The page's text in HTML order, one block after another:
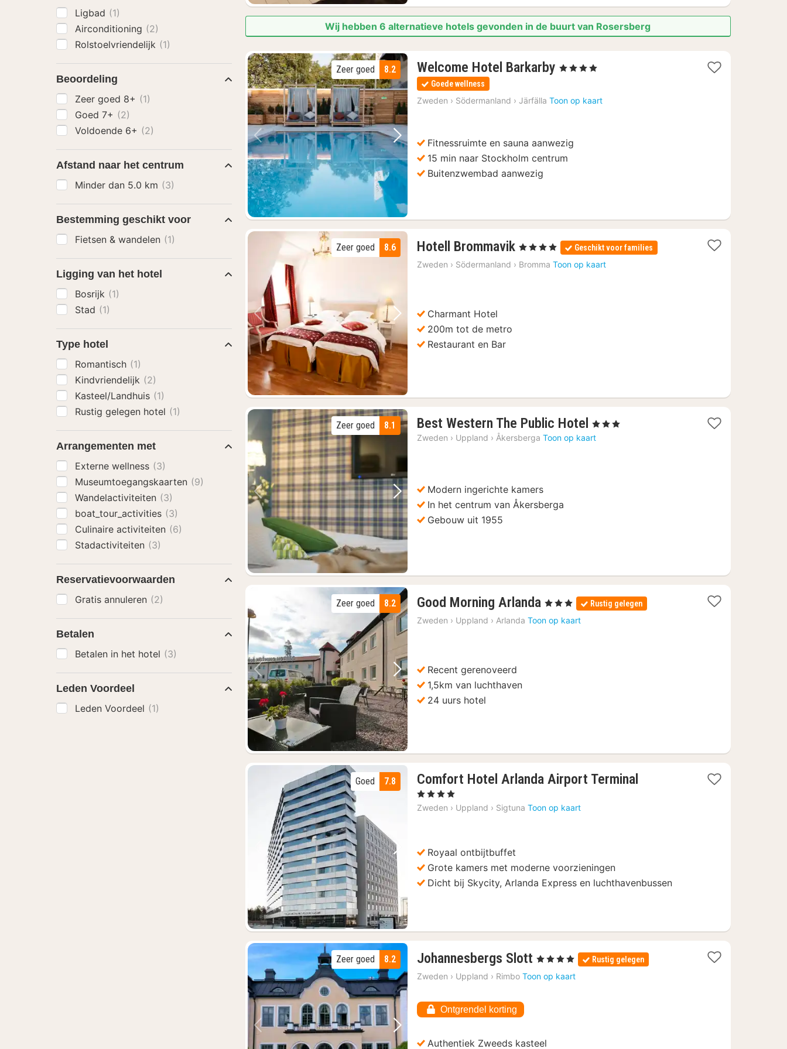
Wij hebben 6 alternatieve hotels gevonden in de buurt van Rosersberg
Vorige foto Volgende foto
8.2
Zeer goed Welcome Hotel Barkarby 3
vanaf
80,29
, 4 Sterren
Goede wellness
Zweden › Södermanland › Järfälla Toon op kaart
Fitnessruimte en sauna aanwezig
15 min naar Stockholm centrum
Buitenzwembad aanwezig
Vorige foto Volgende foto
8.6
Zeer goed Hotell Brommavik 2
nachten
vanaf
, 4 Sterren Geschikt voor families
Zweden › Södermanland › Bromma Toon op kaart
Charmant Hotel
200m tot de metro
Restaurant en Bar
Vorige foto Volgende foto
8.1
Zeer goed Best Western The Public Hotel 2
nachten
, 3 Sterren
Zweden › Uppland › Åkersberga Toon op kaart
Modern ingerichte kamers
In het centrum van Åkersberga
Gebouw uit 1955
Vorige foto Volgende foto
8.2
Zeer goed Good Morning Arlanda 1
nacht
vanaf
, 3 Sterren Rustig gelegen
Zweden › Uppland › Arlanda Toon op kaart
Recent gerenoveerd
1,5km van luchthaven
24 uurs hotel
Vorige foto Volgende foto
7.8
Goed Comfort Hotel Arlanda Airport Terminal
, 4 Sterren
Zweden › Uppland › Sigtuna Toon op kaart
Royaal ontbijtbuffet
Grote kamers met moderne voorzieningen
Dicht bij Skycity, Arlanda Express en luchthavenbussen
Vorige foto Volgende foto
8.2
Zeer goed Johannesbergs Slott 1
nacht
vanaf
, 4 Sterren Rustig gelegen
Zweden › Uppland › Rimbo Toon op kaart
Ontgrendel korting
Authentiek Zweeds kasteel
Ligbad (1)
Airconditioning (2)
Rolstoelvriendelijk (1)
Beoordeling
Zeer goed 8+ (1)
Goed 7+ (2)
Voldoende 6+ (2)
Afstand naar het centrum
Minder dan 5.0 km (3)
Bestemming geschikt voor
Fietsen & wandelen (1)
Ligging van het hotel
Bosrijk (1)
Stad (1)
Type hotel
Romantisch (1)
Kindvriendelijk (2)
Kasteel/Landhuis (1)
Rustig gelegen hotel (1)
Arrangementen met
Externe wellness (3)
Museumtoegangskaarten (9)
Wandelactiviteiten (3)
boat_tour_activities (3)
Culinaire activiteiten (6)
Stadactiviteiten (3)
Reservatievoorwaarden
Gratis annuleren (2)
Betalen
Betalen in het hotel (3)
Leden Voordeel
Leden Voordeel (1)